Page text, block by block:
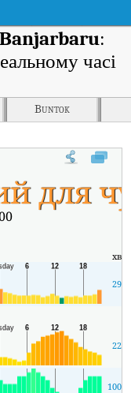
Banjarbaru:
часі
Buntok
реальному часі (AQI)
для
хв
29
22
1007